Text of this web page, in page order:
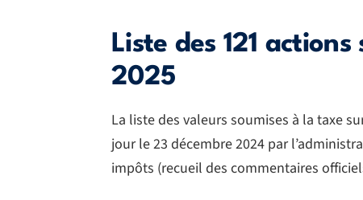
Liste des 121 actions
2025
La liste des valeurs soumises à la taxe
jour le 23 décembre 2024 par
impôts (recueil des commentaires